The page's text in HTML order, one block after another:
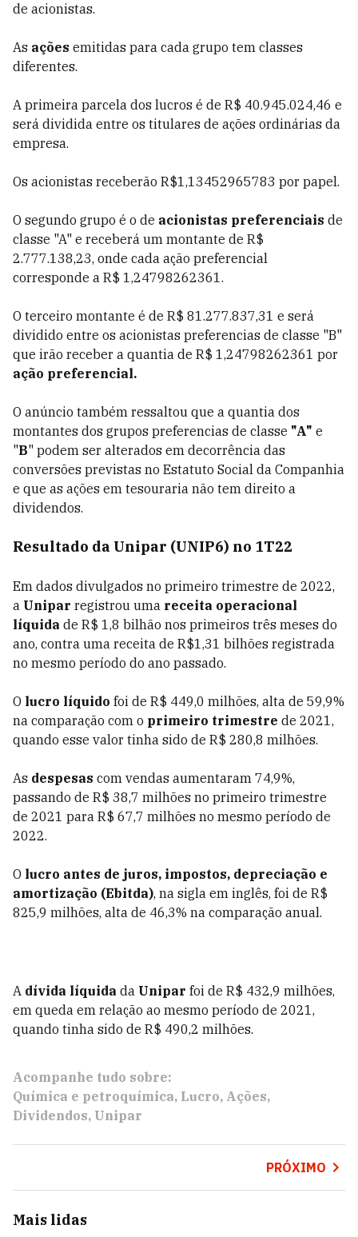
de acionistas.
As ações emitidas para cada grupo tem classes
diferentes.
A primeira parcela dos lucros é de R$ 40.945.024,46 e
será dividida entre os titulares de ações ordinárias da
empresa.
Os acionistas receberão R$1,13452965783 por papel.
O segundo grupo é o de acionistas preferenciais de
classe "A" e receberá um montante de R$
2.777.138,23, onde cada ação preferencial
corresponde a R$ 1,24798262361.
O terceiro montante é de R$ 81.277.837,31 e será
dividido entre os acionistas preferencias de classe "B"
que irão receber a quantia de R$ 1,24798262361 por
ação preferencial.
O anúncio também ressaltou que a quantia dos
montantes dos grupos preferencias de classe "A" e
"B" podem ser alterados em decorrência das
conversões previstas no Estatuto Social da Companhia
e que as ações em tesouraria não tem direito a
dividendos.
Resultado da Unipar (UNIP6) no 1T22
Em dados divulgados no primeiro trimestre de 2022,
a Unipar registrou uma receita operacional
líquida de R$ 1,8 bilhão nos primeiros três meses do
ano, contra uma receita de R$1,31 bilhões registrada
no mesmo período do ano passado.
O lucro líquido foi de R$ 449,0 milhões, alta de 59,9%
na comparação com o primeiro trimestre de 2021,
quando esse valor tinha sido de R$ 280,8 milhões.
As despesas com vendas aumentaram 74,9%,
passando de R$ 38,7 milhões no primeiro trimestre
de 2021 para R$ 67,7 milhões no mesmo período de
2022.
O lucro antes de juros, impostos, depreciação e
amortização (Ebitda), na sigla em inglês, foi de R$
825,9 milhões, alta de 46,3% na comparação anual.
A dívida líquida da Unipar foi de R$ 432,9 milhões,
em queda em relação ao mesmo período de 2021,
quando tinha sido de R$ 490,2 milhões.
Acompanhe tudo sobre:
Química e petroquímica Lucro Ações
Dividendos Unipar
PRÓXIMO
Mais lidas